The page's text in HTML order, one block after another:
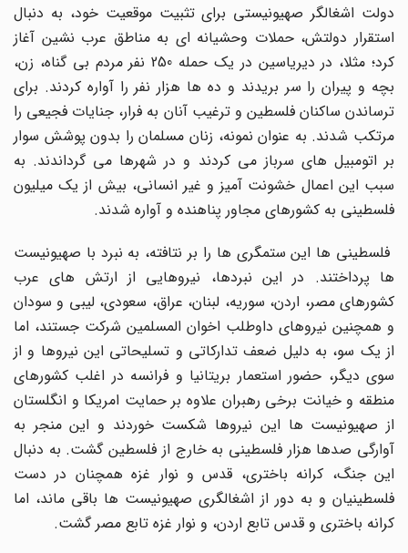
دولت اشغالگر صهیونیستى براى تثبیت موقعیت خود، به دنبال
استقرار دولتش، حملات وحشیانه اى به مناطق عرب نشین آغاز
کرد؛ مثلا، در دیریاسین در یک حمله 250 نفر مردم بى گناه، زن،
بچه و پیران را سر بریدند و ده ها هزار نفر را آواره کردند. براى
ترساندن ساکنان فلسطین و ترغیب آنان به فرار، جنایات فجیعى را
مرتکب شدند. به عنوان نمونه، زنان مسلمان را بدون پوشش سوار
بر اتومبیل هاى سرباز مى کردند و در شهرها مى گرداندند. به
سبب این اعمال خشونت آمیز و غیر انسانى، بیش از یک میلیون
فلسطینى به کشورهاى مجاور پناهنده و آواره شدند.
فلسطینى ها این ستمگرى ها را بر نتافته، به نبرد با صهیونیست
ها پرداختند. در این نبردها، نیروهایى از ارتش هاى عرب
کشورهاى مصر، اردن، سوریه، لبنان، عراق، سعودى، لیبى و سودان
و همچنین نیروهاى داوطلب اخوان المسلمین شرکت جستند، اما
از یک سو، به دلیل ضعف تدارکاتى و تسلیحاتى این نیروها و از
سوى دیگر، حضور استعمار بریتانیا و فرانسه در اغلب کشورهاى
منطقه و خیانت برخى رهبران علاوه بر حمایت امریکا و انگلستان
از صهیونیست ها این نیروها شکست خوردند و این منجر به
آوارگى صدها هزار فلسطینى به خارج از فلسطین گشت. به دنبال
این جنگ، کرانه باخترى، قدس و نوار غزه همچنان در دست
فلسطینیان و به دور از اشغالگرى صهیونیست ها باقى ماند، اما
کرانه باخترى و قدس تابع اردن، و نوار غزه تابع مصر گشت.